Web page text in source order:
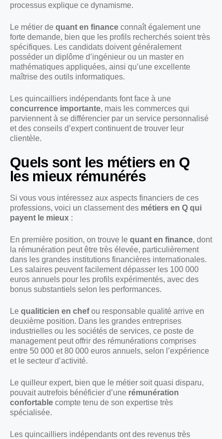
processus explique ce dynamisme.
Le métier de quant en finance connaît également une
forte demande, bien que les profils recherchés soient très
spécifiques. Les candidats doivent généralement
posséder un diplôme d’ingénieur ou un master en
mathématiques appliquées, ainsi qu’une excellente
maîtrise des outils informatiques.
Les quincailliers indépendants font face à une
concurrence importante, mais les commerces qui
parviennent à se différencier par un service personnalisé
et des conseils d’expert continuent de trouver leur
clientèle.
Quels sont les métiers en Q
les mieux rémunérés
Si vous vous intéressez aux aspects financiers de ces
professions, voici un classement des métiers en Q qui
payent le mieux :
En première position, on trouve le quant en finance, dont
la rémunération peut être très élevée, particulièrement
dans les grandes institutions financières internationales.
Les salaires peuvent facilement dépasser les 100 000
euros annuels pour les profils expérimentés, avec des
bonus substantiels selon les performances.
Le qualiticien en chefou responsable qualité arrive en
deuxième position. Dans les grandes entreprises
industrielles ou les sociétés de services, ce poste de
management peut offrir des rémunérations comprises
entre 50 000 et 80 000 euros annuels, selon l’expérience
et le secteur d’activité.
Le quilleur expert, bien que le métier soit quasi disparu,
pouvait autrefois bénéficier d’une rémunération
confortable compte tenu de son expertise très
spécialisée.
Les quincailliers indépendants ont des revenus très